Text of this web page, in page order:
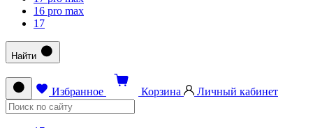
16 pro max
17
Найти
Избранное Корзина Личный кабинет